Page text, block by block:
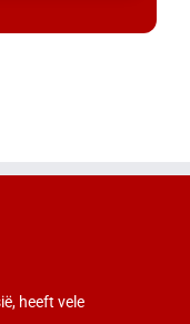
heeft vele